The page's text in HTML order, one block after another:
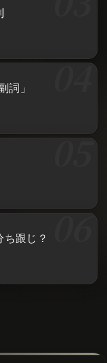
詞」
跟じ？